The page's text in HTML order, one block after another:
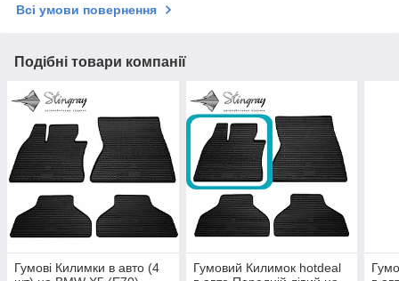
Всі умови повернення
Подібні товари компанії
Гумові Килимки в авто (4
Гумовий Килимок hotdeal